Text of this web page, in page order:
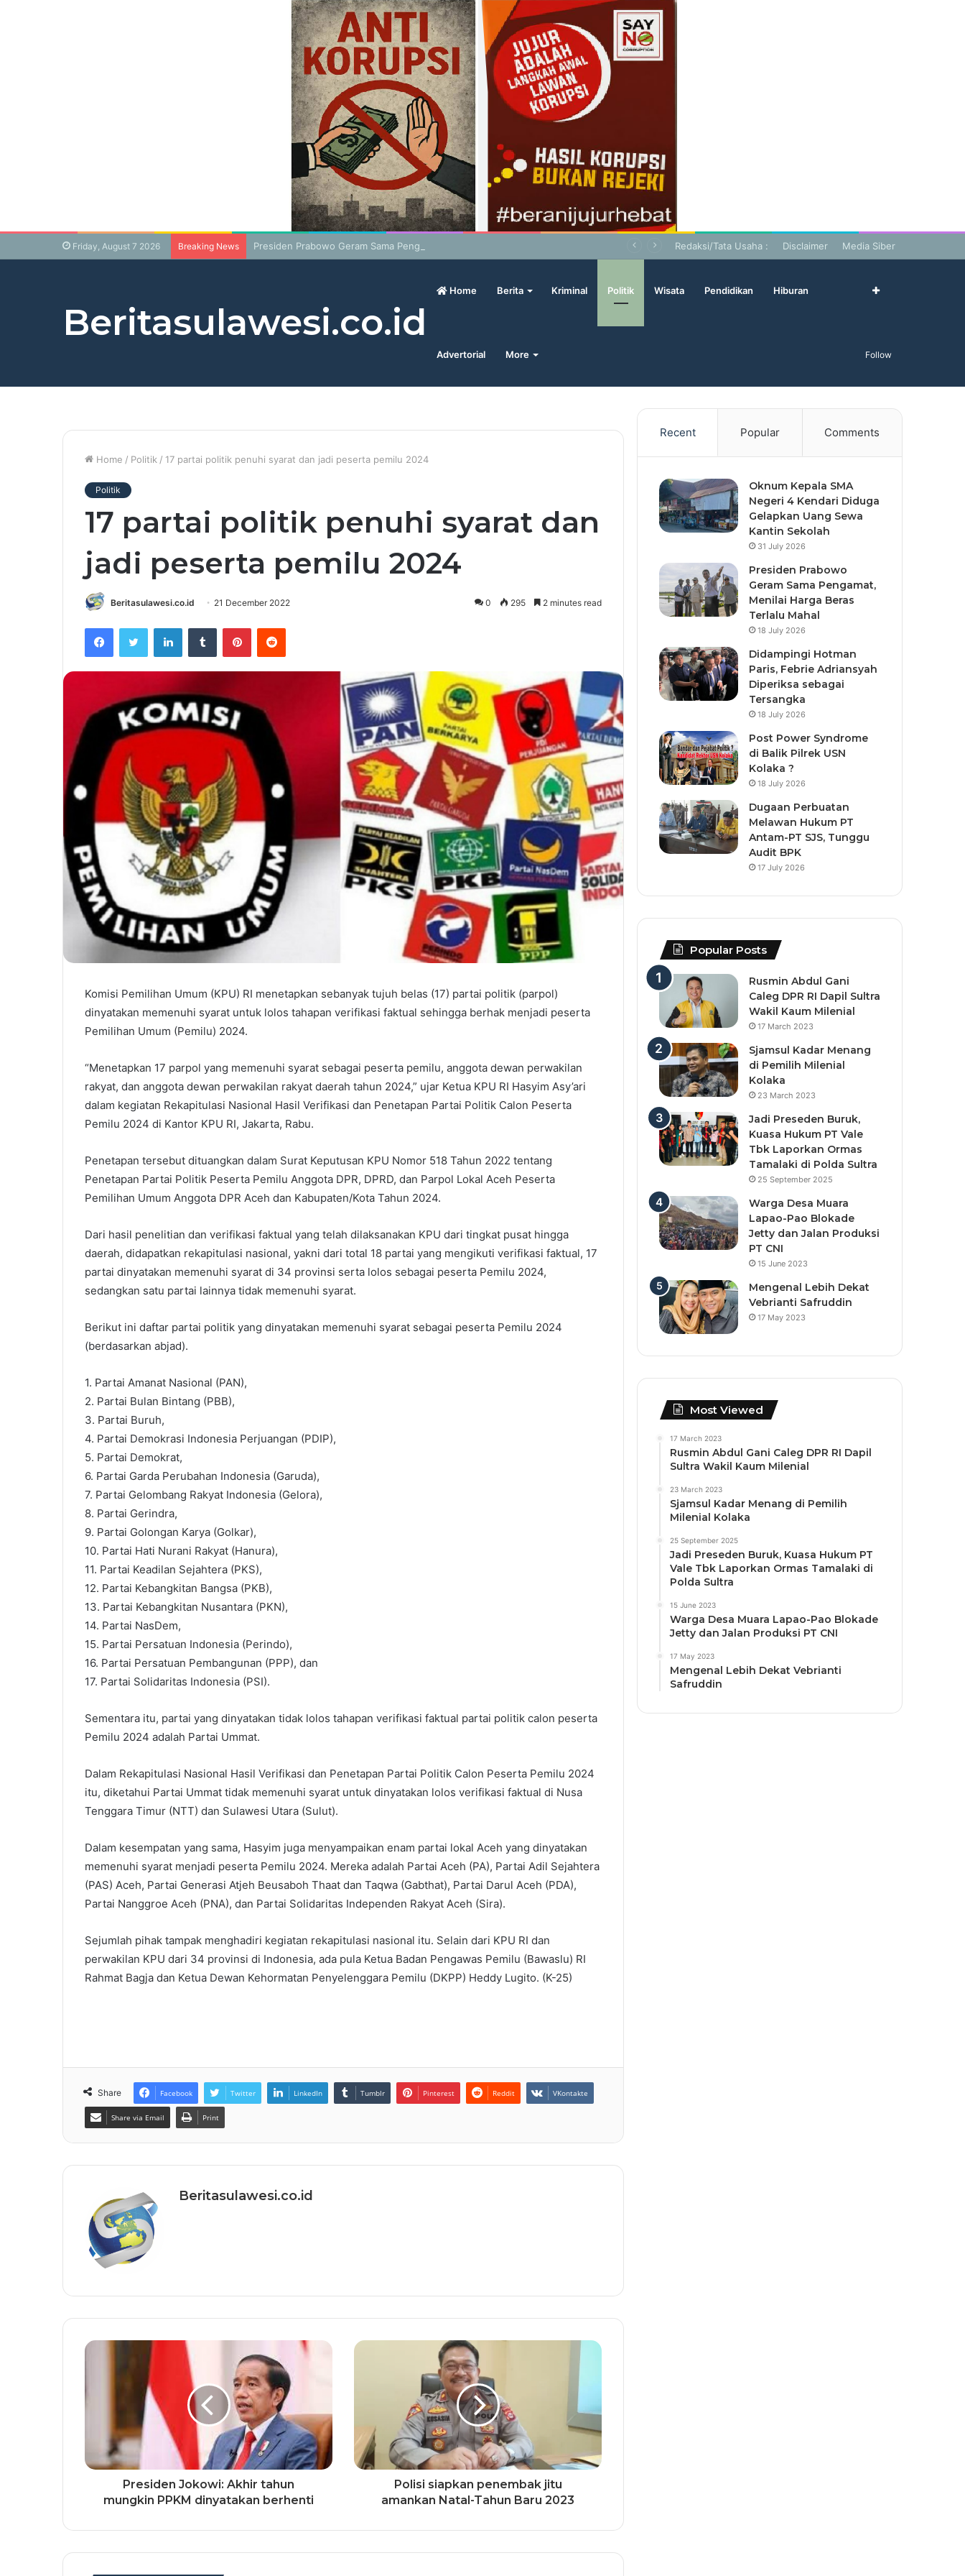
Friday, August 7 2026 Breaking News Presiden Prabowo Geram Sama Pengamat, Menilai Harga Beras Terlalu Mahal Redaksi/Tata Usaha : Disclaimer Media Siber
Beritasulawesi.co.id
Home Berita Kriminal Politik Wisata Pendidikan Hiburan
Advertorial More Follow
Home / Politik / 17 partai politik penuhi syarat dan jadi peserta pemilu 2024
Politik
17 partai politik penuhi syarat dan
jadi peserta pemilu 2024
Beritasulawesi.co.id 21 December 2022 0 295 2 minutes read
Komisi Pemilihan Umum (KPU) RI menetapkan sebanyak tujuh belas (17) partai politik (parpol)
dinyatakan memenuhi syarat untuk lolos tahapan verifikasi faktual sehingga berhak menjadi peserta
Pemilihan Umum (Pemilu) 2024.
“Menetapkan 17 parpol yang memenuhi syarat sebagai peserta pemilu, anggota dewan perwakilan
rakyat, dan anggota dewan perwakilan rakyat daerah tahun 2024,” ujar Ketua KPU RI Hasyim Asy’ari
dalam kegiatan Rekapitulasi Nasional Hasil Verifikasi dan Penetapan Partai Politik Calon Peserta
Pemilu 2024 di Kantor KPU RI, Jakarta, Rabu.
Penetapan tersebut dituangkan dalam Surat Keputusan KPU Nomor 518 Tahun 2022 tentang
Penetapan Partai Politik Peserta Pemilu Anggota DPR, DPRD, dan Parpol Lokal Aceh Peserta
Pemilihan Umum Anggota DPR Aceh dan Kabupaten/Kota Tahun 2024.
Dari hasil penelitian dan verifikasi faktual yang telah dilaksanakan KPU dari tingkat pusat hingga
daerah, didapatkan rekapitulasi nasional, yakni dari total 18 partai yang mengikuti verifikasi faktual, 17
partai dinyatakan memenuhi syarat di 34 provinsi serta lolos sebagai peserta Pemilu 2024,
sedangkan satu partai lainnya tidak memenuhi syarat.
Berikut ini daftar partai politik yang dinyatakan memenuhi syarat sebagai peserta Pemilu 2024
(berdasarkan abjad).
1. Partai Amanat Nasional (PAN),
2. Partai Bulan Bintang (PBB),
3. Partai Buruh,
4. Partai Demokrasi Indonesia Perjuangan (PDIP),
5. Partai Demokrat,
6. Partai Garda Perubahan Indonesia (Garuda),
7. Partai Gelombang Rakyat Indonesia (Gelora),
8. Partai Gerindra,
9. Partai Golongan Karya (Golkar),
10. Partai Hati Nurani Rakyat (Hanura),
11. Partai Keadilan Sejahtera (PKS),
12. Partai Kebangkitan Bangsa (PKB),
13. Partai Kebangkitan Nusantara (PKN),
14. Partai NasDem,
15. Partai Persatuan Indonesia (Perindo),
16. Partai Persatuan Pembangunan (PPP), dan
17. Partai Solidaritas Indonesia (PSI).
Sementara itu, partai yang dinyatakan tidak lolos tahapan verifikasi faktual partai politik calon peserta
Pemilu 2024 adalah Partai Ummat.
Dalam Rekapitulasi Nasional Hasil Verifikasi dan Penetapan Partai Politik Calon Peserta Pemilu 2024
itu, diketahui Partai Ummat tidak memenuhi syarat untuk dinyatakan lolos verifikasi faktual di Nusa
Tenggara Timur (NTT) dan Sulawesi Utara (Sulut).
Dalam kesempatan yang sama, Hasyim juga menyampaikan enam partai lokal Aceh yang dinyatakan
memenuhi syarat menjadi peserta Pemilu 2024. Mereka adalah Partai Aceh (PA), Partai Adil Sejahtera
(PAS) Aceh, Partai Generasi Atjeh Beusaboh Thaat dan Taqwa (Gabthat), Partai Darul Aceh (PDA),
Partai Nanggroe Aceh (PNA), dan Partai Solidaritas Independen Rakyat Aceh (Sira).
Sejumlah pihak tampak menghadiri kegiatan rekapitulasi nasional itu. Selain dari KPU RI dan
perwakilan KPU dari 34 provinsi di Indonesia, ada pula Ketua Badan Pengawas Pemilu (Bawaslu) RI
Rahmat Bagja dan Ketua Dewan Kehormatan Penyelenggara Pemilu (DKPP) Heddy Lugito. (K-25)
Share Facebook Twitter LinkedIn Tumblr Pinterest Reddit VKontakte
Share via Email Print
Beritasulawesi.co.id
Presiden Jokowi: Akhir tahun
mungkin PPKM dinyatakan berhenti
Polisi siapkan penembak jitu
amankan Natal-Tahun Baru 2023
Recent Popular Comments
Oknum Kepala SMA
Negeri 4 Kendari Diduga
Gelapkan Uang Sewa
Kantin Sekolah
31 July 2026
Presiden Prabowo
Geram Sama Pengamat,
Menilai Harga Beras
Terlalu Mahal
18 July 2026
Didampingi Hotman
Paris, Febrie Adriansyah
Diperiksa sebagai
Tersangka
18 July 2026
Post Power Syndrome
di Balik Pilrek USN
Kolaka ?
18 July 2026
Dugaan Perbuatan
Melawan Hukum PT
Antam-PT SJS, Tunggu
Audit BPK
17 July 2026
Popular Posts
Rusmin Abdul Gani
Caleg DPR RI Dapil Sultra
Wakil Kaum Milenial
17 March 2023
Sjamsul Kadar Menang
di Pemilih Milenial
Kolaka
23 March 2023
Jadi Preseden Buruk,
Kuasa Hukum PT Vale
Tbk Laporkan Ormas
Tamalaki di Polda Sultra
25 September 2025
Warga Desa Muara
Lapao-Pao Blokade
Jetty dan Jalan Produksi
PT CNI
15 June 2023
Mengenal Lebih Dekat
Vebrianti Safruddin
17 May 2023
Most Viewed
17 March 2023
Rusmin Abdul Gani Caleg DPR RI Dapil
Sultra Wakil Kaum Milenial
23 March 2023
Sjamsul Kadar Menang di Pemilih
Milenial Kolaka
25 September 2025
Jadi Preseden Buruk, Kuasa Hukum PT
Vale Tbk Laporkan Ormas Tamalaki di
Polda Sultra
15 June 2023
Warga Desa Muara Lapao-Pao Blokade
Jetty dan Jalan Produksi PT CNI
17 May 2023
Mengenal Lebih Dekat Vebrianti
Safruddin